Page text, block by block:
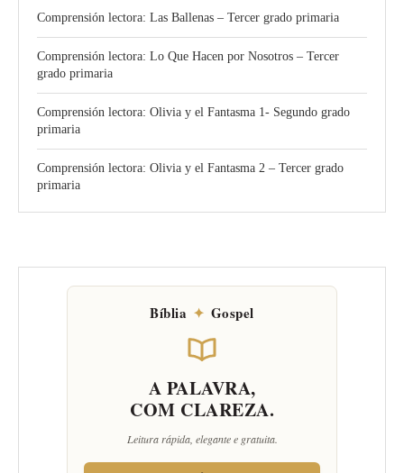
Comprensión lectora: Las Ballenas – Tercer grado primaria
Comprensión lectora: Lo Que Hacen por Nosotros – Tercer
grado primaria
Comprensión lectora: Olivia y el Fantasma 1- Segundo grado
primaria
Comprensión lectora: Olivia y el Fantasma 2 – Tercer grado
primaria
Bíblia ✦ Gospel
A PALAVRA,
COM CLAREZA.
Leitura rápida, elegante e gratuita.